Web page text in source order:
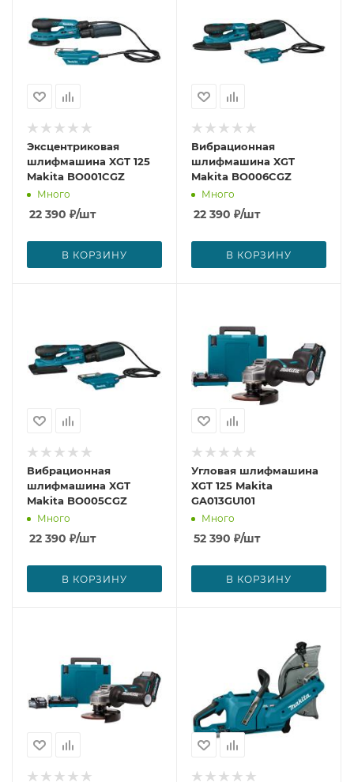
Эксцентриковая
шлифмашина XGT 125
Makita BO001CGZ
Много
22 390 ₽/шт
В КОРЗИНУ
Вибрационная
шлифмашина XGT
Makita BO006CGZ
Много
22 390 ₽/шт
В КОРЗИНУ
Вибрационная
шлифмашина XGT
Makita BO005CGZ
Много
22 390 ₽/шт
В КОРЗИНУ
Угловая шлифмашина
XGT 125 Makita
GA013GU101
Много
52 390 ₽/шт
В КОРЗИНУ